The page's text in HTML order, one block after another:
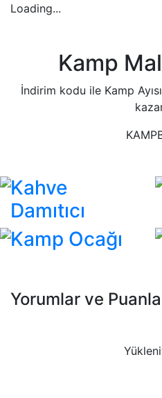
Loading...
Kamp
İndirim kodu ile Kamp
Kahve
Damıtıcı
Kamp Ocağı
Yorumlar ve